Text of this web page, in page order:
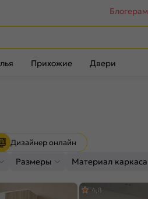
Блогерам
Прихожие Двери
Дизайнер онлайн
Размеры Материал каркаса
4,8